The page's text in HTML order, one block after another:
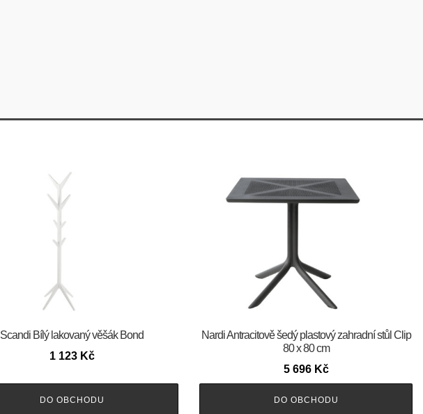
Scandi Bílý lakovaný věšák Bond
1 123 Kč
DO OBCHODU
Nardi Antracitově šedý plastový zahradní stůl Clip
80 x 80 cm
5 696 Kč
DO OBCHODU